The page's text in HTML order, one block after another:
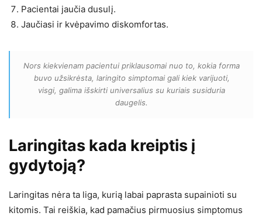
Pacientai jaučia dusulį.
Jaučiasi ir kvėpavimo diskomfortas.
Nors kiekvienam pacientui priklausomai nuo to, kokia forma
buvo užsikrėsta, laringito simptomai gali kiek varijuoti,
visgi, galima išskirti universalius su kuriais susiduria
daugelis.
Laringitas kada kreiptis į
gydytoją?
Laringitas nėra ta liga, kurią labai paprasta supainioti su
kitomis. Tai reiškia, kad pamačius pirmuosius simptomus